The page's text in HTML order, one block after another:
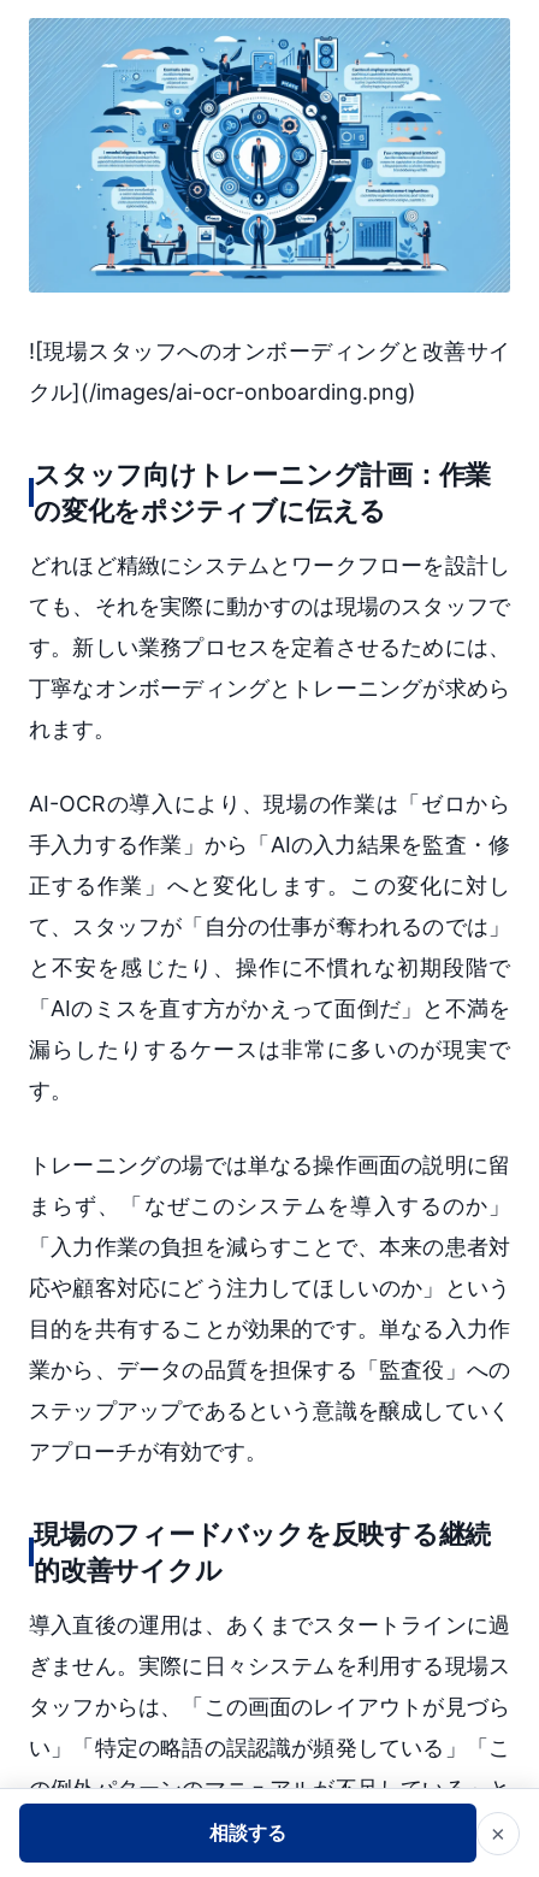
![現場スタッフへのオンボーディングと改善サイ
クル](/images/ai-ocr-onboarding.png)
スタッフ向けトレーニング計画：作業
の変化をポジティブに伝える
どれほど精緻にシステムとワークフローを設計し
ても、それを実際に動かすのは現場のスタッフで
す。新しい業務プロセスを定着させるためには、
丁寧なオンボーディングとトレーニングが求めら
れます。
AI-OCRの導入により、現場の作業は「ゼロから
手入力する作業」から「AIの入力結果を監査・修
正する作業」へと変化します。この変化に対し
て、スタッフが「自分の仕事が奪われるのでは」
と不安を感じたり、操作に不慣れな初期段階で
「AIのミスを直す方がかえって面倒だ」と不満を
漏らしたりするケースは非常に多いのが現実で
す。
トレーニングの場では単なる操作画面の説明に留
まらず、「なぜこのシステムを導入するのか」
「入力作業の負担を減らすことで、本来の患者対
応や顧客対応にどう注力してほしいのか」という
目的を共有することが効果的です。単なる入力作
業から、データの品質を担保する「監査役」への
ステップアップであるという意識を醸成していく
アプローチが有効です。
現場のフィードバックを反映する継続
的改善サイクル
導入直後の運用は、あくまでスタートラインに過
ぎません。実際に日々システムを利用する現場ス
タッフからは、「この画面のレイアウトが見づら
い」「特定の略語の誤認識が頻発している」「こ
の例外パターンのマニュアルが不足している」と
いったリアルな声が必ず上がってきます。
相談する ×